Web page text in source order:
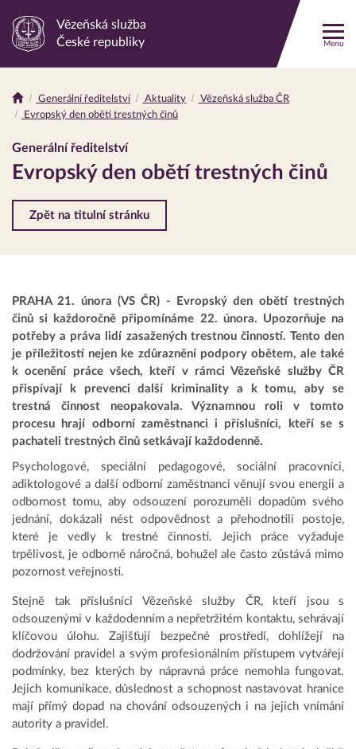
Odkaz
stránku
Vězeňská služba
České republiky
Menu
Drobečková
Generální ředitelství Aktuality
Vězeňská služba ČR
Evropský den obětí trestných činů
Generální ředitelství
Evropský den obětí trestných činů
Zpět na titulní stránku
PRAHA 21. února (VS ČR) - Evropský den obětí trestných
činů si každoročně připomínáme 22. února. Upozorňuje na
potřeby a práva lidí zasažených trestnou činností. Tento den
je příležitostí nejen ke zdůraznění podpory obětem, ale také
k ocenění práce všech, kteří v rámci Vězeňské služby ČR
přispívají k prevenci další kriminality a k tomu, aby se
trestná činnost neopakovala. Významnou roli v tomto
procesu hrají odborní zaměstnanci i příslušníci, kteří se s
pachateli trestných činů setkávají každodenně.
Psychologové, speciální pedagogové, sociální pracovníci,
adiktologové a další odborní zaměstnanci věnují svou energii a
odbornost tomu, aby odsouzení porozuměli dopadům svého
jednání, dokázali nést odpovědnost a přehodnotili postoje,
které je vedly k trestné činnosti. Jejich práce vyžaduje
trpělivost, je odborně náročná, bohužel ale často zůstává mimo
pozornost veřejnosti.
Stejně tak příslušníci Vězeňské služby ČR, kteří jsou s
odsouzenými v každodenním a nepřetržitém kontaktu, sehrávají
klíčovou úlohu. Zajišťují bezpečné prostředí, dohlížejí na
dodržování pravidel a svým profesionálním přístupem vytvářejí
podmínky, bez kterých by nápravná práce nemohla fungovat.
Jejich komunikace, důslednost a schopnost nastavovat hranice
mají přímý dopad na chování odsouzených i na jejich vnímání
autority a pravidel.